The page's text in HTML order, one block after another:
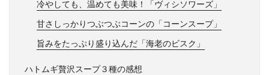
冷やしても、温めても美味！「ヴィシソワーズ」
甘さしっかりつぶつぶコーンの「コーンスープ」
旨みをたっぷり盛り込んだ「海老のビスク」
ハトムギ贅沢スープ３種の感想